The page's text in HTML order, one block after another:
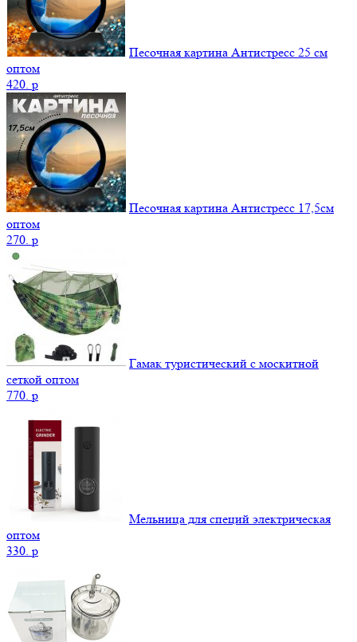
Песочная картина Антистресс 25 см
оптом
420. p
Песочная картина Антистресс 17,5см
оптом
270. p
Гамак туристический с москитной
сеткой оптом
770. p
Мельница для специй электрическая
оптом
330. p